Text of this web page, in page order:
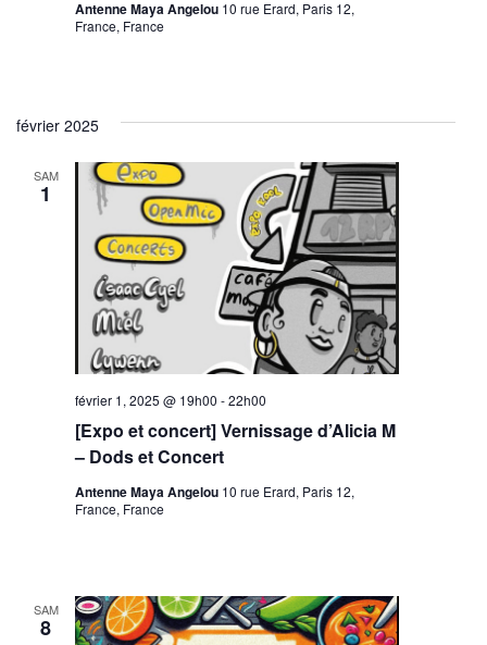
Antenne Maya Angelou 10 rue Erard, Paris 12,
France, France
février 2025
SAM
1
[Expo et concert] Vernissage d’Alicia M
– Dods et Concert
février 1, 2025 @ 19h00 -22h00
Antenne Maya Angelou 10 rue Erard, Paris 12,
France, France
SAM
8